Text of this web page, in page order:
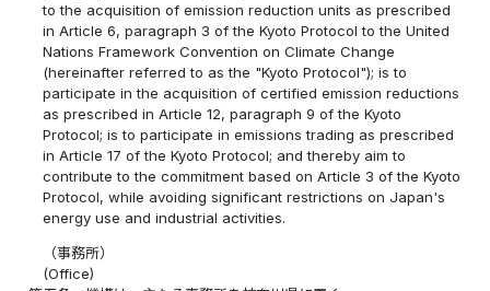
to the acquisition of emission reduction units as prescribed
in Article 6, paragraph 3 of the Kyoto Protocol to the United
Nations Framework Convention on Climate Change
(hereinafter referred to as the "Kyoto Protocol"); is to
participate in the acquisition of certified emission reductions
as prescribed in Article 12, paragraph 9 of the Kyoto
Protocol; is to participate in emissions trading as prescribed
in Article 17 of the Kyoto Protocol; and thereby aim to
contribute to the commitment based on Article 3 of the Kyoto
Protocol, while avoiding significant restrictions on Japan's
energy use and industrial activities.
（事務所）
(Office)